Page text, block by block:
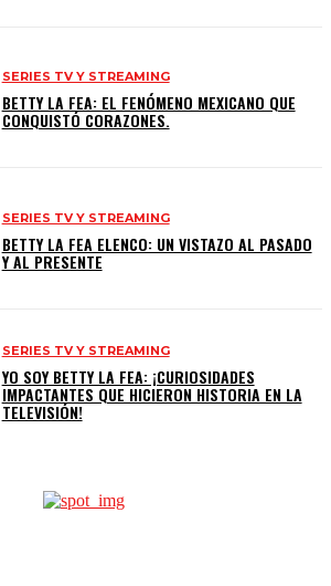
SERIES TV Y STREAMING
BETTY LA FEA: EL FENÓMENO MEXICANO QUE
CONQUISTÓ CORAZONES.
SERIES TV Y STREAMING
BETTY LA FEA ELENCO: UN VISTAZO AL PASADO
Y AL PRESENTE
SERIES TV Y STREAMING
YO SOY BETTY LA FEA: ¡CURIOSIDADES
IMPACTANTES QUE HICIERON HISTORIA EN LA
TELEVISIÓN!